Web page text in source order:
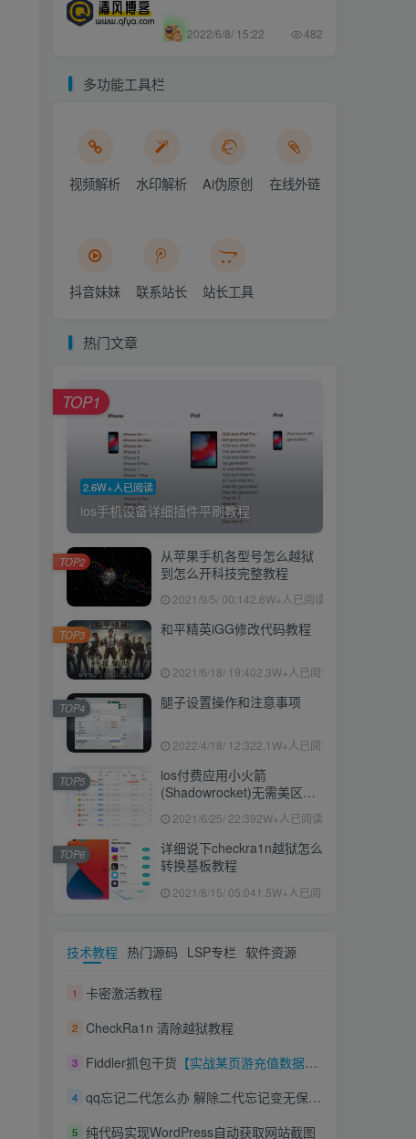
2022/6/8/ 15:22 482
多功能工具栏
视频解析 水印解析 Ai伪原创 在线外链
抖音妹妹 联系站长 站长工具
热门文章
2.6W+人已阅读
ios手机设备详细插件平刷教程
TOP1
从苹果手机各型号怎么越狱
到怎么开科技完整教程
2021/9/5/ 00:142.6W+人已阅读
TOP2
和平精英iGG修改代码教程
2021/6/18/ 19:402.3W+人已阅读
TOP3
腿子设置操作和注意事项
2022/4/18/ 12:322.1W+人已阅读
TOP4
ios付费应用小火箭
(Shadowrocket)无需美区苹
2021/6/25/ 22:392W+人已阅读
TOP5
详细说下checkra1n越狱怎么
转换基板教程
2021/8/15/ 05:04 1.5W+人已阅读
TOP6
技术教程 热门源码 LSP专栏 软件资源
1 卡密激活教程
2 CheckRa1n 清除越狱教程
3 Fiddler抓包干货 【实战某页游充值数据修改】
4 qq忘记二代怎么办 解除二代忘记变无保方案 自测
5 纯代码实现WordPress自动获取网站截图